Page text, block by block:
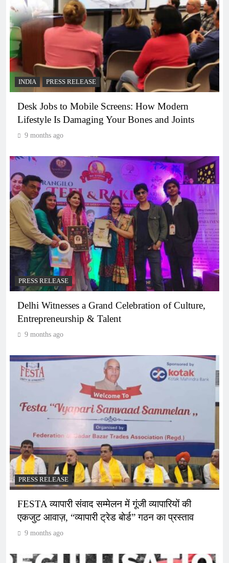
INDIA PRESS RELEASE
Desk Jobs to Mobile Screens: How Modern
Lifestyle Is Damaging Your Bones and Joints
9 months ago
PRESS RELEASE
Delhi Witnesses a Grand Celebration of Culture,
Entrepreneurship & Talent
9 months ago
PRESS RELEASE
FESTA व्यापारी संवाद सम्मेलन में गूंजी व्यापारियों की
एकजुट आवाज़, “व्यापारी ट्रेड बोर्ड” गठन का प्रस्ताव
9 months ago